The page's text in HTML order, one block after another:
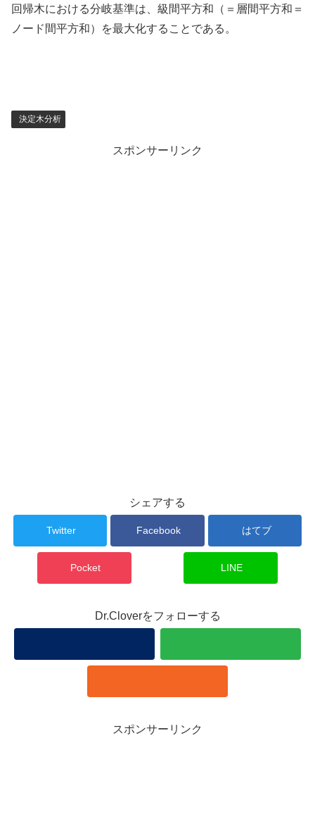
回帰木における分岐基準は、級間平方和（＝層間平方和＝
ノード間平方和）を最大化することである。
決定木分析
スポンサーリンク
シェアする
Twitter Facebook はてブ
Pocket LINE
Dr.Cloverをフォローする
スポンサーリンク